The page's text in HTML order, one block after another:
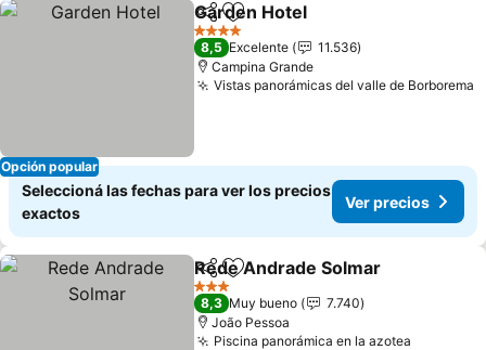
Opción popular
CompartirAñadir a favoritos
Garden Hotel
4 Estrellas
8,5 Excelente
11.536
Campina Grande
Vistas panorámicas del valle de Borborema
Seleccioná las fechas para ver los precios
exactos
Ver precios
CompartirAñadir a favoritos
Rede Andrade Solmar
3 Estrellas
8,3 Muy bueno
7.740
João Pessoa
Piscina panorámica en la azotea